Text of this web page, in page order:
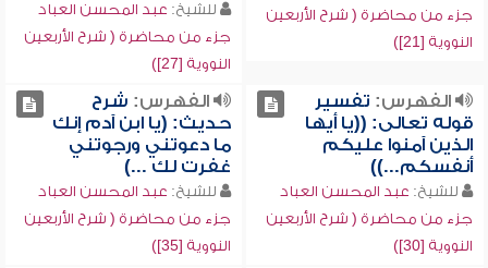
جزء من محاضرة ( شرح الأربعين
النووية [21])
للشيخ: عبد المحسن العباد
جزء من محاضرة ( شرح الأربعين
النووية [27])
الفهرس: تفسير
قوله تعالى: ((يا أيها
الذين آمنوا عليكم
أنفسكم...))
للشيخ: عبد المحسن العباد
جزء من محاضرة ( شرح الأربعين
النووية [30])
الفهرس: شرح
حديث: (يا ابن آدم إنك
ما دعوتني ورجوتني
غفرت لك ...)
للشيخ: عبد المحسن العباد
جزء من محاضرة ( شرح الأربعين
النووية [35])